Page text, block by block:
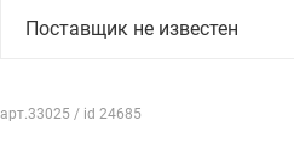
Поставщик не известен
арт.33025 / id 24685